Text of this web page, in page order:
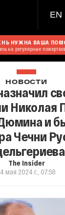
EN
НУЖНА ВАША
на регулярные
НОВОСТИ
Николая
и
Чечни
The Insider
мая 2024 г., 07:58